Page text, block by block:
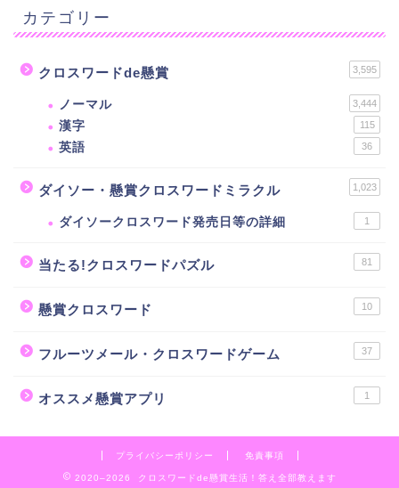
カテゴリー
クロスワードde懸賞 3,595
ノーマル 3,444
漢字 115
英語 36
ダイソー・懸賞クロスワードミラクル 1,023
ダイソークロスワード発売日等の詳細 1
当たる!クロスワードパズル 81
懸賞クロスワード 10
フルーツメール・クロスワードゲーム 37
オススメ懸賞アプリ 1
プライバシーポリシー 免責事項
2020–2026 クロスワードde懸賞生活！答え全部教えます